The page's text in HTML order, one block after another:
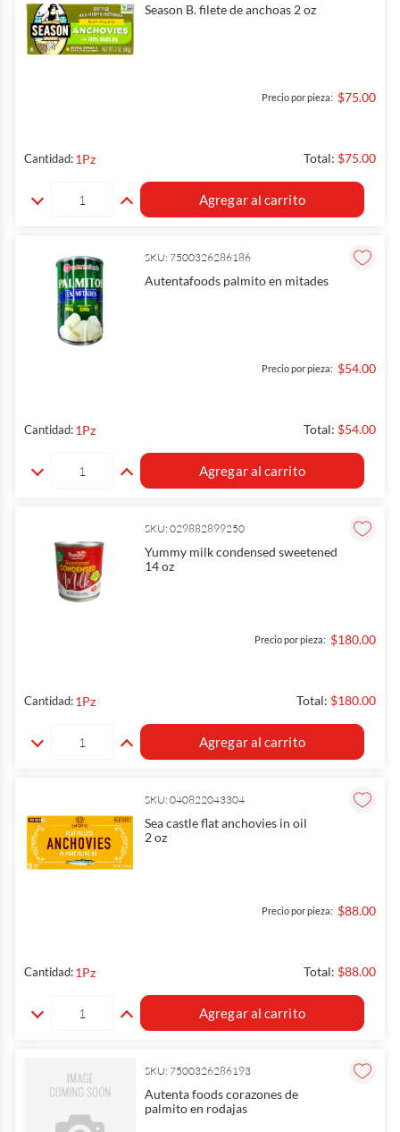
Season B. filete de anchoas 2 oz
Precio por pieza: $75.00
Cantidad: 1Pz Total: $75.00
Agregar al carrito
SKU: 7500326286186
Autentafoods palmito en mitades
Precio por pieza: $54.00
Cantidad: 1Pz Total: $54.00
Agregar al carrito
SKU: 029882899250
Yummy milk condensed sweetened
14 oz
Precio por pieza: $180.00
Cantidad: 1Pz Total: $180.00
Agregar al carrito
SKU: 040822043304
Sea castle flat anchovies in oil
2 oz
Precio por pieza: $88.00
Cantidad: 1Pz Total: $88.00
Agregar al carrito
SKU: 7500326286193
Autenta foods corazones de
palmito en rodajas